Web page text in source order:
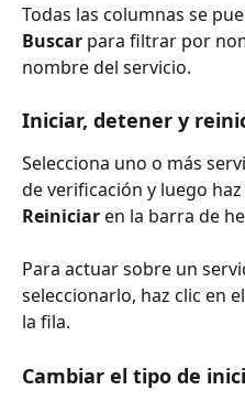
Todas las columnas se
Buscar para filtrar por
nombre del servicio.
Iniciar, detener y
Selecciona uno o más
de verificación y luego haz
Reiniciar en la barra de
Para actuar sobre un
seleccionarlo, haz clic en
la fila.
Cambiar el tipo de